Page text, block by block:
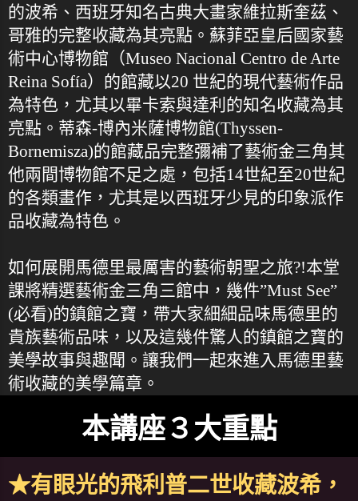
的波希、西班牙知名古典大畫家維拉斯奎茲、
哥雅的完整收藏為其亮點。蘇菲亞皇后國家藝
術中心博物館（Museo Nacional Centro de Arte
Reina Sofía）的館藏以20 世紀的現代藝術作品
為特色，尤其以畢卡索與達利的知名收藏為其
亮點。蒂森-博內米薩博物館(Thyssen-
Bornemisza)的館藏品完整彌補了藝術金三角其
他兩間博物館不足之處，包括14世紀至20世紀
的各類畫作，尤其是以西班牙少見的印象派作
品收藏為特色。
如何展開馬德里最厲害的藝術朝聖之旅?!本堂
課將精選藝術金三角三館中，幾件”Must See”
(必看)的鎮館之寶，帶大家細細品味馬德里的
貴族藝術品味，以及這幾件驚人的鎮館之寶的
美學故事與趣聞。讓我們一起來進入馬德里藝
術收藏的美學篇章。
本講座３大重點
★有眼光的飛利普二世收藏波希，